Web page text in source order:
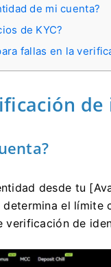
de mi cuenta?
de KYC?
fallas en la
desde tu
el límite
verificación de